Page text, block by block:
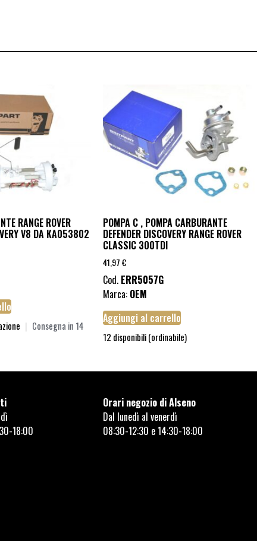
RANGE ROVER
V8 DA KA053802
| Consegna in 14
POMPA C , POMPA CARBURANTE
DEFENDER DISCOVERY RANGE ROVER
CLASSIC 300TDI
41,97€
Cod. ERR5057G
Marca: OEM
Aggiungi al carrello
12 disponibili (ordinabile)
18:00
Orari negozio di Alseno
Dal lunedì al venerdì
08:30-12:30 e 14:30-18:00